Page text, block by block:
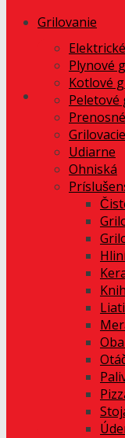
Grilovanie
Plynové
Kotlové
Peletové
Udiarne
Ohniská